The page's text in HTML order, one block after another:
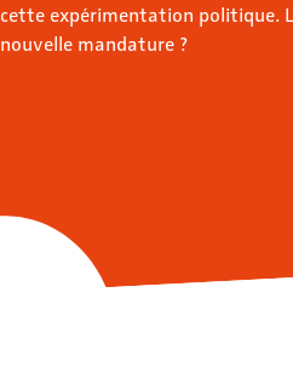
cette expérimentation politique.
nouvelle mandature ?